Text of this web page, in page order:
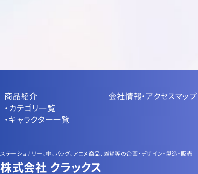
商品紹介
・カテゴリ一覧
・キャラクター一覧
会社情報・アクセスマップ
ステーショナリー、傘、バッグ、アニメ商品、雑貨等の企画・デザイン・製造・販売
株式会社 クラックス